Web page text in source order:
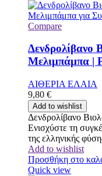
Compare
Δενδρολίβανο
Μελιμπάμπα |
ΑΙΘΕΡΙΑ ΕΛΑΙΑ
9,80 €
Add to wishlist
Δενδρολίβανο
Ενισχύστε τη
της ελληνικής
Add to wishlist
Προσθήκη στο
Quick view